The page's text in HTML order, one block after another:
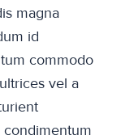
magna
id
commodo
vel a
condimentum